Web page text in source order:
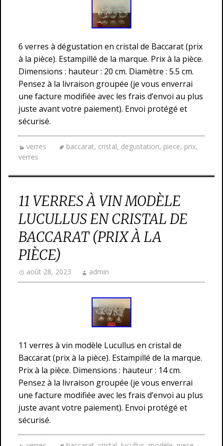
6 verres à dégustation en cristal de Baccarat (prix
à la pièce). Estampillé de la marque. Prix à la pièce.
Dimensions : hauteur : 20 cm. Diamètre : 5.5 cm.
Pensez à la livraison groupée (je vous enverrai
une facture modifiée avec les frais d’envoi au plus
juste avant votre paiement). Envoi protégé et
sécurisé.
verres baccarat, cristal, degustation, piece, prix,
verres
11 VERRES À VIN MODÈLE
LUCULLUS EN CRISTAL DE
BACCARAT (PRIX À LA
PIÈCE)
août 28, 2023 admin
11 verres à vin modèle Lucullus en cristal de
Baccarat (prix à la pièce). Estampillé de la marque.
Prix à la pièce. Dimensions : hauteur : 14 cm.
Pensez à la livraison groupée (je vous enverrai
une facture modifiée avec les frais d’envoi au plus
juste avant votre paiement). Envoi protégé et
sécurisé.